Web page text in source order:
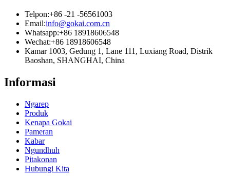
Telpon:+86 -21 -56561003
Email:info@gokai.com.cn
Whatsapp:+86 18918606548
Wechat:+86 18918606548
Kamar 1003, Gedung 1, Lane 111, Luxiang Road, Distrik
Baoshan, SHANGHAI, China
Informasi
Ngarep
Produk
Kenapa Gokai
Pameran
Kabar
Ngundhuh
Pitakonan
Hubungi Kita